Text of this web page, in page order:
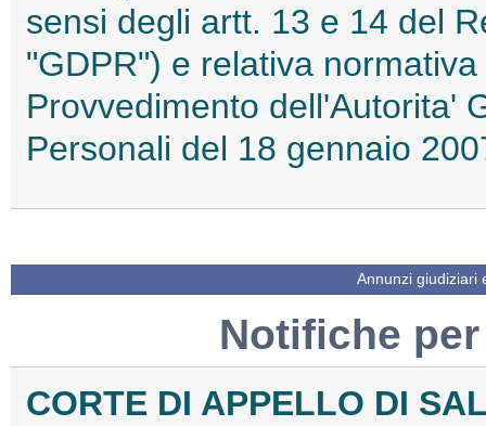
sensi degli artt. 13 e 14 del
"GDPR") e relativa
Provvedimento dell'Autorita'
Personali del 18 gennaio
Annunzi giudiziari
Notifiche
CORTE DI APPELLO DI